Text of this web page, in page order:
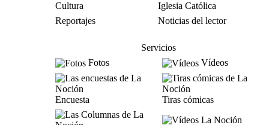
Cultura
Iglesia Católica
Reportajes
Noticias del lector
Servicios
Fotos
Vídeos
Encuesta Tiras cómicas